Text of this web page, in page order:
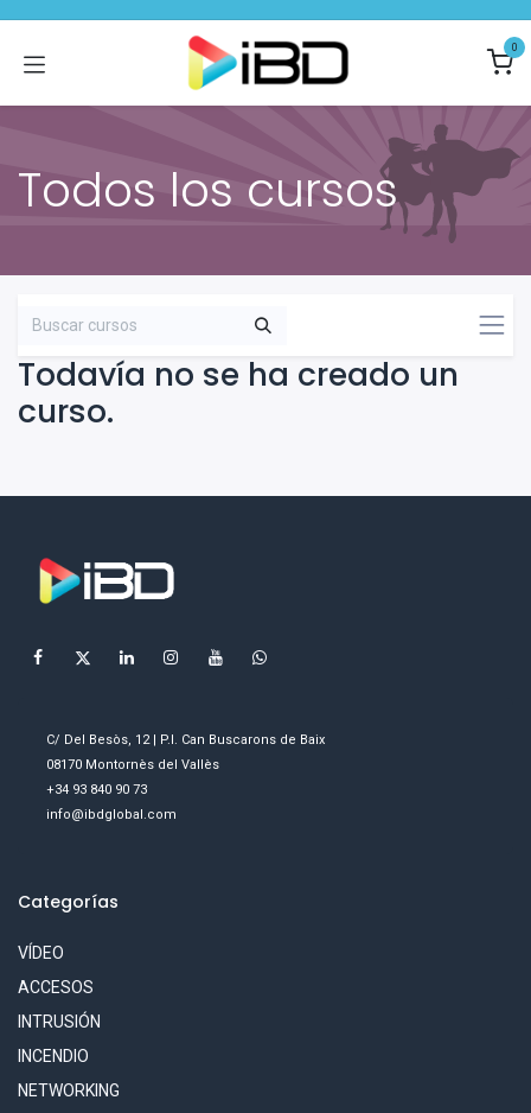
0
Todos los cursos
Todavía no se ha creado un
curso.
C/ Del Besòs, 12 | P.I. Can Buscarons de Baix
08170 Montornès del Vallès
+34 93 840 90 73
info@ibdglobal.com
Categorías
VÍDEO
ACCESOS
INTRUSIÓN
INCENDIO
NETWORKING